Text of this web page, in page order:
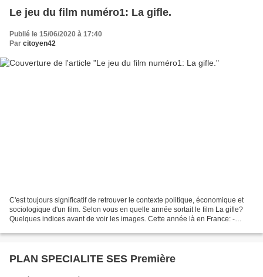
Le jeu du film numéro1: La gifle.
Publié le 15/06/2020 à 17:40
Par citoyen42
C'est toujours significatif de retrouver le contexte politique, économique et
sociologique d'un film. Selon vous en quelle année sortait le film La gifle?
Quelques indices avant de voir les images. Cette année là en France: -
PLAN SPECIALITE SES Première